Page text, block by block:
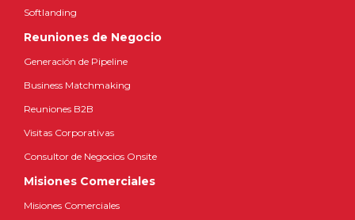
Softlanding
Reuniones de Negocio
Generación de Pipeline
Business Matchmaking
Reuniones B2B
Visitas Corporativas
Consultor de Negocios Onsite
Misiones Comerciales
Misiones Comerciales